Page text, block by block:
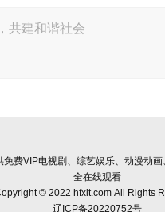
免费VIP电视剧、综艺娱乐、动漫动
全在线观看
© 2022 hfxit.com All Rights
辽ICP备20220752号